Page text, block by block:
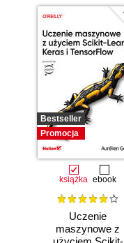
Bestseller
Promocja
książka ebook
Uczenie
maszynowe z